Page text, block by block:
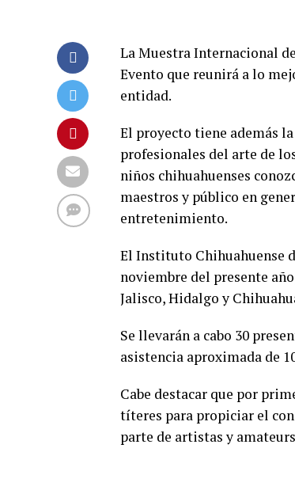
La Muestra Internacional
Evento que reunirá a lo
entidad.
El proyecto tiene además
profesionales del arte de
niños chihuahuenses
maestros y público en
entretenimiento.
El Instituto Chihuahuense
noviembre del presente
Jalisco, Hidalgo y
Se llevarán a cabo 30
asistencia aproximada de
Cabe destacar que por
títeres para propiciar el
parte de artistas y